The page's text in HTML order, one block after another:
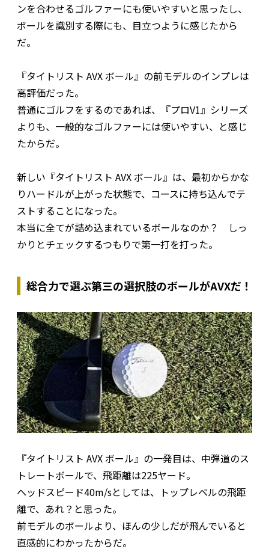
ンを合わせるゴルファーにも使いやすいと思ったし、
ボールを識別する際にも、目立つように感じたから
だ。
『タイトリスト AVX ボール』の前モデルのインプレは
高評価だった。
普通にゴルフをするのであれば、『プロV1』シリーズ
よりも、一般的なゴルファーには使いやすい、と感じ
たからだ。
新しい『タイトリスト AVX ボール』は、最初からかな
りハードルが上がった状態で、コースに持ち込んでテ
ストすることになった。
本当に全てが詰め込まれているボールなのか？ しっ
かりとチェックするつもりで第一打を打った。
総合力で選ぶ第三の選択肢のボールがAVXだ！
『タイトリスト AVX ボール』の一発目は、中弾道のス
トレートボールで、飛距離は225ヤード。
ヘッドスピード40m/sとしては、トップレベルの飛距
離で、あれ？と思った。
前モデルのボールより、ほんの少しだが飛んでいると
直感的にわかったからだ。